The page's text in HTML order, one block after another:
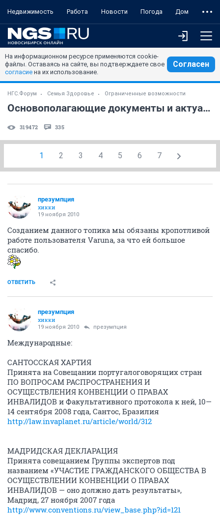
Недвижимость Работа Новости Погода Дом
На информационном ресурсе применяются cookie-
файлы. Оставаясь на сайте, вы подтверждаете свое
согласие на их использование.
Согласен
НГС.Форум Семья Здоровье Ограниченные возможности
Основополагающие документы и актуальные постановления
319472 335
1 2 3 4 5 6 7
презумпция
хикки
19 ноября 2010
Созданием данного топика мы обязаны кропотливой
работе пользователя Varuna, за что ей большое
спасибо.
ОТВЕТИТЬ
презумпция
хикки
19 ноября 2010 презумпция
Международные:
САНТОССКАЯ ХАРТИЯ
Принята на Совещании португалоговорящих стран
ПО ВОПРОСАМ РАСПРОСТРАНЕНИЯ И
ОСУЩЕСТВЛЕНИЯ КОНВЕНЦИИ О ПРАВАХ
ИНВАЛИДОВ и Факультативного протокола к ней, 10—
14 сентября 2008 года, Сантос, Бразилия
http://law.invaplanet.ru/article/world/312
МАДРИДСКАЯ ДЕКЛАРАЦИЯ
Принята совещанием Группы экспертов под
названием «УЧАСТИЕ ГРАЖДАНСКОГО ОБЩЕСТВА В
ОСУЩЕСТВЛЕНИИ КОНВЕНЦИИ О ПРАВАХ
ИНВАЛИДОВ — оно должно дать результаты»,
Мадрид, 27 ноября 2007 года
http://www.conventions.ru/view_base.php?id=121